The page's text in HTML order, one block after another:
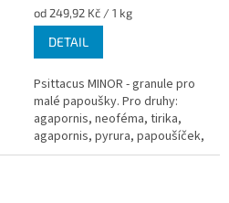
Měrná
cena:
od 249,92 Kč / 1 kg
DETAIL
Psittacus MINOR - granule pro
malé papoušky. Pro druhy:
agapornis, neoféma, tirika,
agapornis, pyrura, papoušíček,
aymara